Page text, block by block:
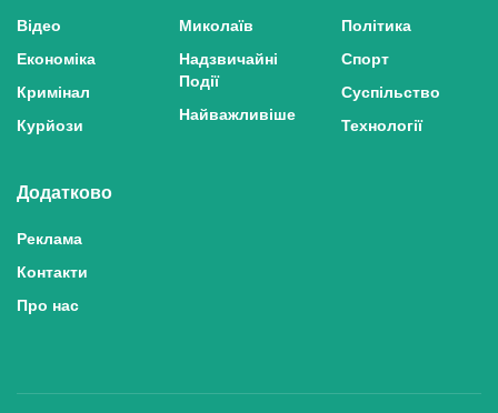
Відео
Економіка
Кримінал
Курйози
Миколаїв
Надзвичайні
Події
Найважливіше
Політика
Спорт
Суспільство
Технології
Додатково
Реклама
Контакти
Про нас